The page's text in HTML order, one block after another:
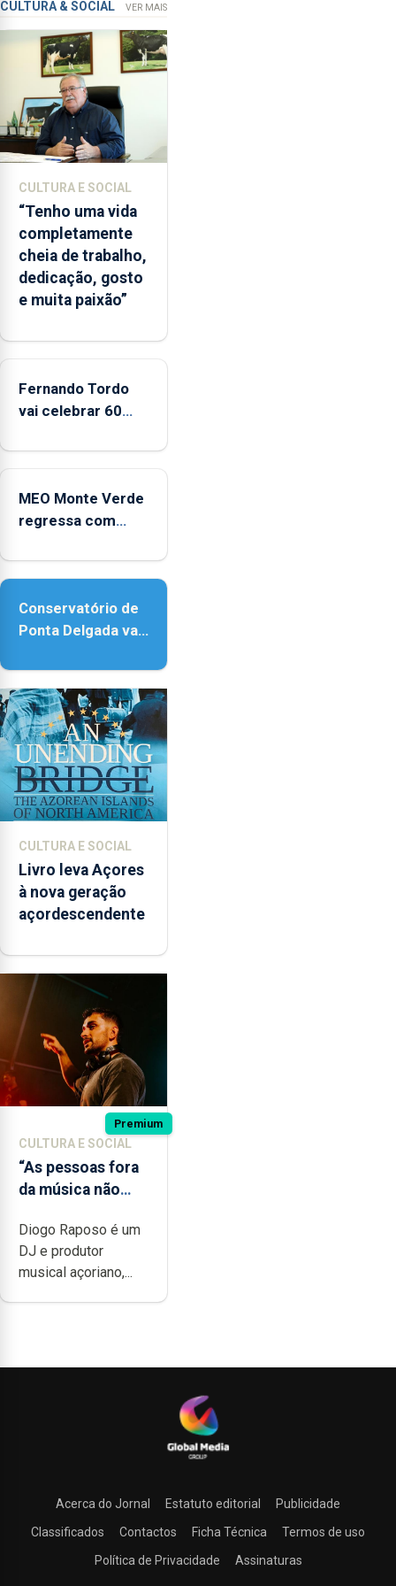
microbiológica”,
pela
terceira
vez
desde
o
início
da
época
balnear
violação
CULTURA & SOCIAL VER MAIS
CULTURA E SOCIAL
“Tenho uma vida
completamente
cheia de trabalho,
dedicação, gosto
e muita paixão”
Fernando Tordo
vai celebrar 60
no Coliseu
MEO Monte Verde
regressa com
acessibilidade
Conservatório de
Ponta Delgada vai
instrumentos
CULTURA E SOCIAL
Livro leva Açores
à nova geração
açordescendente
Premium
CULTURA E SOCIAL
“As pessoas fora
da música não
quão difícil é
produzir uma
música”
Diogo Raposo é um
DJ e produtor
musical açoriano,...
Acerca do Jornal Estatuto editorial
Publicidade
Classificados
Contactos Ficha Técnica
Termos de uso
Política de Privacidade
Assinaturas